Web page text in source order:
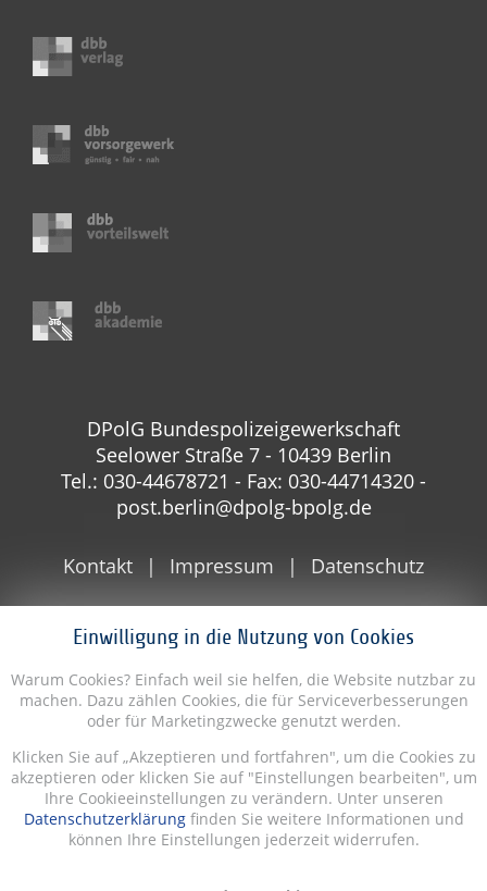
Einwilligung in die Nutzung von Cookies
Warum Cookies? Einfach weil sie helfen, die Website nutzbar zu
machen. Dazu zählen Cookies, die für Serviceverbesserungen
oder für Marketingzwecke genutzt werden.
Klicken Sie auf „Akzeptieren und fortfahren", um die Cookies zu
akzeptieren oder klicken Sie auf "Einstellungen bearbeiten", um
Ihre Cookieeinstellungen zu verändern. Unter unseren
Datenschutzerklärungfinden Sie weitere Informationen und
können Ihre Einstellungen jederzeit widerrufen.
DPolG Bundespolizeigewerkschaft
Seelower Straße 7 - 10439 Berlin
Tel.: 030-44678721 - Fax: 030-44714320 -
post.berlin@dpolg-bpolg.de
Kontakt Impressum Datenschutz